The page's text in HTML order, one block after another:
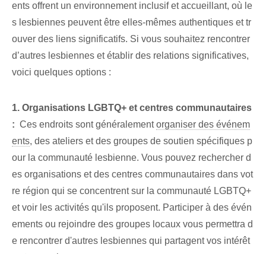
ents offrent un environnement inclusif et accueillant, où le
s lesbiennes peuvent être elles-mêmes authentiques et tr
ouver des liens significatifs. Si vous souhaitez rencontrer
d’autres lesbiennes et établir des relations significatives,
voici quelques options :
1. Organisations LGBTQ+ et centres communautaires
: ⁣ Ces endroits sont généralementorganiser des événem
ents, des ateliers et des groupes de soutien spécifiques ⁢p
our la communauté lesbienne. Vous pouvez rechercher d
es organisations et des centres communautaires dans vot
re région qui se concentrent sur la communauté LGBTQ+
et voir les activités qu'ils proposent. Participer à des évén
ements ou rejoindre des groupes locaux vous permettra d
e rencontrer d'autres lesbiennes qui partagent vos intérêt